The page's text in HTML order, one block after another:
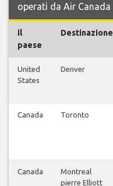
operati da Air Canada
il
paese
Destinazione
United
States
Denver
Canada Toronto
Canada
Montreal
pierre Elliott